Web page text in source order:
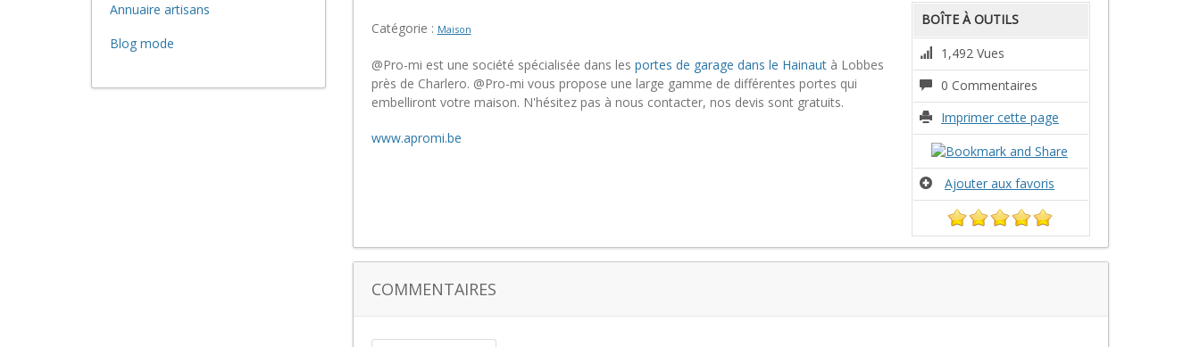
Annuaire artisans
Blog mode
BOÎTE À OUTILS
1,492 Vues
0 Commentaires
Imprimer cette page
Ajouter aux favoris
Catégorie : Maison
@Pro-mi est une société spécialisée dans les portes de garage dans le Hainautà Lobbes
près de Charlero. @Pro-mi vous propose une large gamme de différentes portes qui
embelliront votre maison. N'hésitez pas à nous contacter, nos devis sont gratuits.
www.apromi.be
COMMENTAIRES